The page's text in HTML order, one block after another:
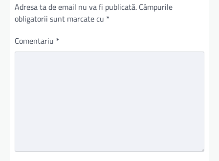
Adresa ta de email nu va fi publicată. Câmpurile
obligatorii sunt marcate cu *
Comentariu *